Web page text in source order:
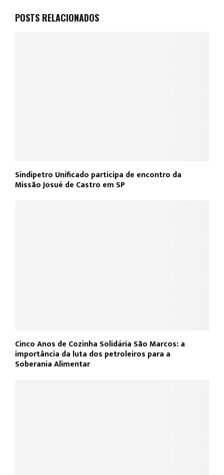
POSTS RELACIONADOS
Sindipetro Unificado participa de encontro da
Missão Josué de Castro em SP
Cinco Anos de Cozinha Solidária São Marcos: a
importância da luta dos petroleiros para a
Soberania Alimentar